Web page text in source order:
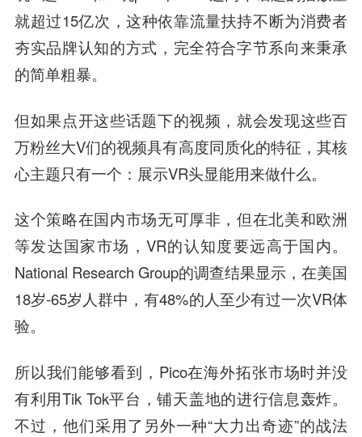
就超过15亿次，这种依靠流量扶持不断为消费者
夯实品牌认知的方式，完全符合字节系向来秉承
的简单粗暴。
但如果点开这些话题下的视频，就会发现这些百
万粉丝大V们的视频具有高度同质化的特征，其核
心主题只有一个：展示VR头显能用来做什么。
这个策略在国内市场无可厚非，但在北美和欧洲
等发达国家市场，VR的认知度要远高于国内。
National Research Group的调查结果显示，在美国
18岁-65岁人群中，有48%的人至少有过一次VR体
验。
所以我们能够看到，Pico在海外拓张市场时并没
有利用Tik Tok平台，铺天盖地的进行信息轰炸。
不过，他们采用了另外一种“大力出奇迹”的战法